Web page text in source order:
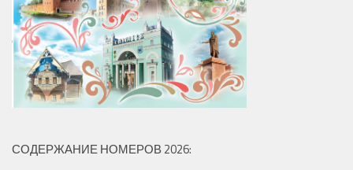
СОДЕРЖАНИЕ НОМЕРОВ 2026: